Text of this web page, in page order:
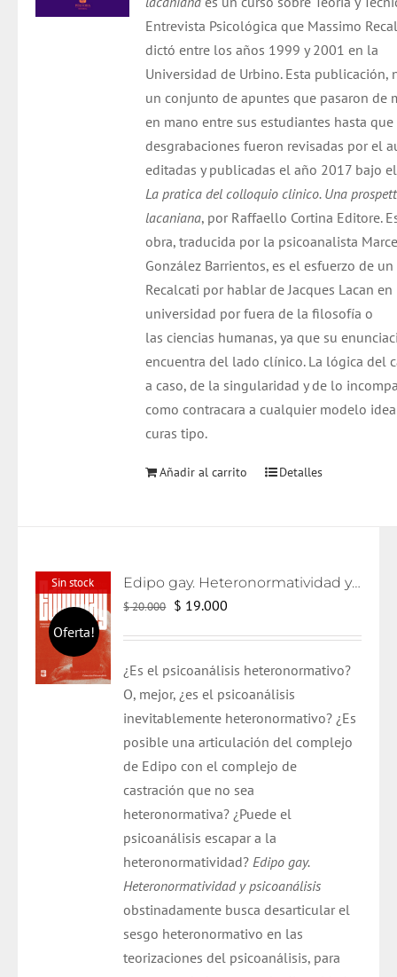
$ 21.000.$ 19.000.
Entrevista Psicológica que Massimo
dictó entre los años 1999 y 2001 en la
Universidad de Urbino. Esta publicación,
un conjunto de apuntes que pasaron de
en mano entre sus estudiantes hasta que
desgrabaciones fueron revisadas por el
editadas y publicadas el año 2017 bajo
La pratica del colloquio clinico. Una
lacaniana, por Raffaello Cortina Editore.
obra, traducida por la psicoanalista
González Barrientos, es el esfuerzo de
Recalcati por hablar de Jacques Lacan en
universidad por fuera de la filosofía o
las ciencias humanas, ya que su
encuentra del lado clínico. La lógica del
a caso, de la singularidad y de lo
como contracara a cualquier modelo
curas tipo.
Añadir al carrito Detalles
Sin stock
Oferta!
Edipo gay. Heteronormatividad y psicoanálisis
$20.000 El
era:
$ 20.000.
$ 19.000
es:
$ 19.000.
¿Es el psicoanálisis heteronormativo?
O, mejor, ¿es el psicoanálisis
inevitablemente heteronormativo? ¿Es
posible una articulación del complejo
de Edipo con el complejo de
castración que no sea
heteronormativa? ¿Puede el
psicoanálisis escapar a la
heteronormatividad?Edipo gay.
Heteronormatividad y psicoanálisis
obstinadamente busca desarticular el
sesgo heteronormativo en las
teorizaciones del psicoanálisis, para